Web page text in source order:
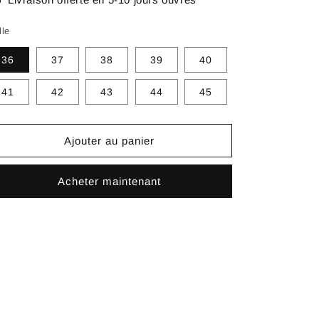
36 37 38 39 40
41 42 43 44 45
Ajouter au panier
Acheter maintenant